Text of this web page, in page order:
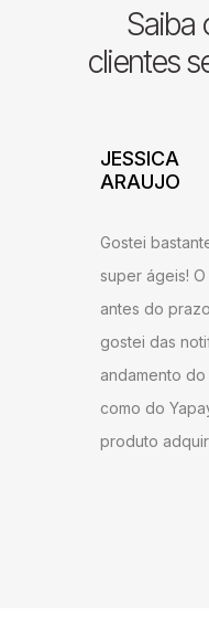
Saiba
clientes
bastante do prazo de
ágeis! O produto
do prazo esperado! E
das notificações sobre
do pedido tanto
do Yapay. Parabéns!
adquirido é bom e